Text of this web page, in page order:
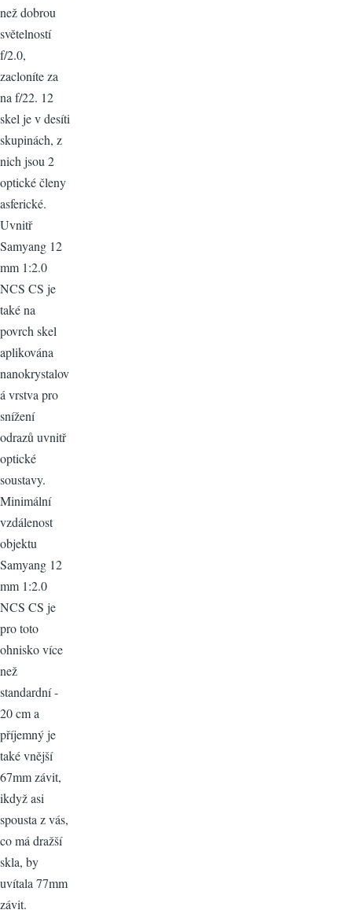
než dobrou
světelností
f/2.0,
zacloníte za
na f/22. 12
skel je v desíti
skupinách, z
nich jsou 2
optické členy
asferické.
Uvnitř
Samyang 12
mm 1:2.0
NCS CS je
také na
povrch skel
aplikována
nanokrystalov
á vrstva pro
snížení
odrazů uvnitř
optické
soustavy.
Minimální
vzdálenost
objektu
Samyang 12
mm 1:2.0
NCS CS je
pro toto
ohnisko více
než
standardní -
20 cm a
příjemný je
také vnější
67mm závit,
ikdyž asi
spousta z vás,
co má dražší
skla, by
uvítala 77mm
závit.